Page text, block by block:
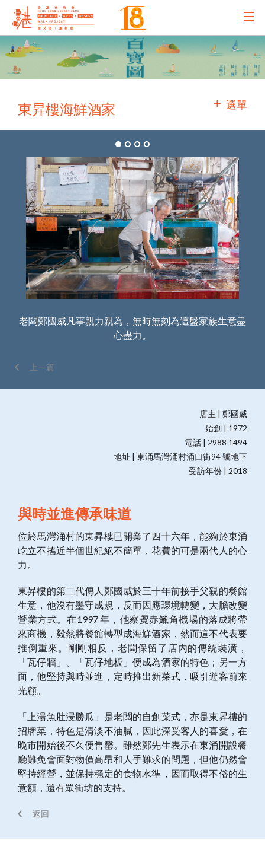
主辦機構
主要贊助
選單
東昇樓海鮮酒家
老闆鄭國威凡事親力親為，無時無刻為這盤家族生意盡
心盡力。
上一篇
店主 | 鄭國威
始創 | 1972
電話 | 2988 1494
地址 | 東涌馬灣涌村涌口街94 號地下
受訪年份 | 2018
與時並進傳承味道
位於馬灣涌村的東昇樓已開業了四十六年，能夠於東涌
屹立不搖近半個世紀絕不簡單，花費的可是兩代人的心
力。
東昇樓的第二代傳人鄭國威於三十年前接手父親的餐館
生意，他沒有墨守成規，反而因應環境轉變，大膽改變
營業方式。在1997 年，他察覺赤鱲角機場的落成將帶
來商機，毅然將餐館轉型成海鮮酒家，然而這不代表要
推倒重來。剛剛相反，老闆保留了店內的傳統裝潢，
「瓦仔牆」、「瓦仔地板」便成為酒家的特色；另一方
面，他堅持與時並進，定時推出新菜式，吸引遊客前來
光顧。
「上湯魚肚浸勝瓜」是老闆的自創菜式，亦是東昇樓的
招牌菜，特色是清淡不油膩，因此深受客人的喜愛，在
晚市開始後不久便售罄。雖然鄭先生表示在東涌開設餐
廳難免會面對物價高昂和人手難求的問題，但他仍然會
堅持經營，並保持穩定的食物水準，因而取得不俗的生
意額，還有眾街坊的支持。
返回